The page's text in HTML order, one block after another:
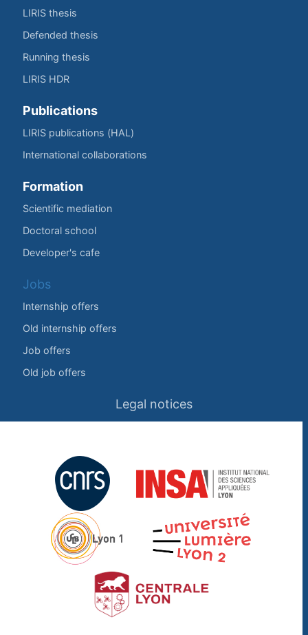
LIRIS thesis
Defended thesis
Running thesis
LIRIS HDR
Publications
LIRIS publications (HAL)
International collaborations
Formation
Scientific mediation
Doctoral school
Developer's cafe
Jobs
Internship offers
Old internship offers
Job offers
Old job offers
Legal notices